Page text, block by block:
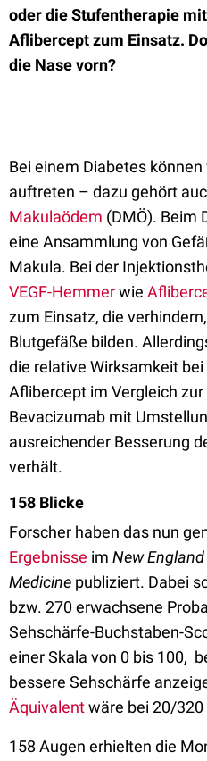
oder die Stufentherapie
Aflibercept zum Einsatz.
die Nase vorn?
Bei einem Diabetes
auftreten – dazu gehört
Makulaödem (DMÖ). Beim
eine Ansammlung von
Makula. Bei der
VEGF-Hemmerwie
zum Einsatz, die
Blutgefäße bilden.
die relative Wirksamkeit
Aflibercept im Vergleich
Bevacizumab mit
ausreichender Besserung
verhält.
158 Blicke
Forscher haben das nun
Ergebnisse im New
Medicine publiziert. Dabei
bzw. 270 erwachsene
Sehschärfe-Buchstaben-
einer Skala von 0 bis 100,
bessere Sehschärfe
Äquivalentwäre bei 20/
158 Augen erhielten die